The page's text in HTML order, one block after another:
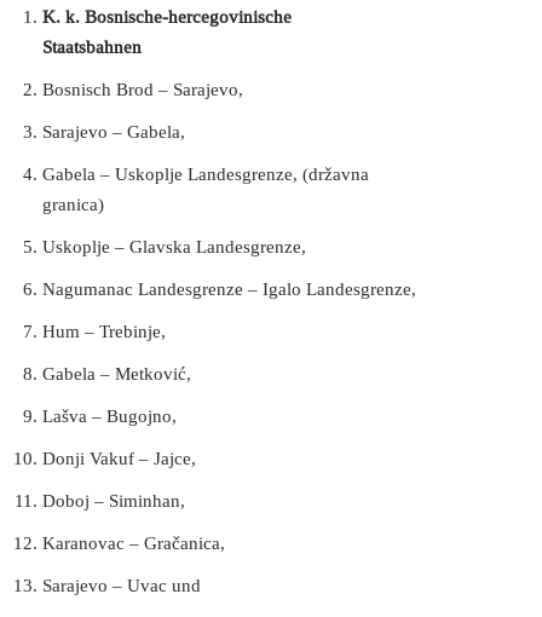
K. k. Bosnische-hercegovinische
Staatsbahnen
Bosnisch Brod – Sarajevo,
Sarajevo – Gabela,
Gabela – Uskoplje Landesgrenze, (državna
granica)
Uskoplje – Glavska Landesgrenze,
Nagumanac Landesgrenze – Igalo Landesgrenze,
Hum – Trebinje,
Gabela – Metković,
Lašva – Bugojno,
Donji Vakuf – Jajce,
Doboj – Siminhan,
Karanovac – Gračanica,
Sarajevo – Uvac und